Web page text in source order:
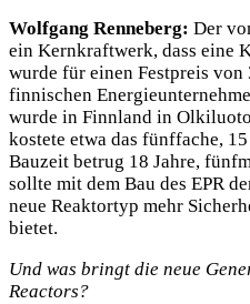
Wolfgang Renneberg: Der
ein Kernkraftwerk, dass eine
wurde für einen Festpreis
finnischen
wurde in Finnland in
kostete etwa das fünffache,
Bauzeit betrug 18 Jahre,
sollte mit dem Bau des EPR
neue Reaktortyp mehr
bietet.
Und was bringt die neue
Reactors?